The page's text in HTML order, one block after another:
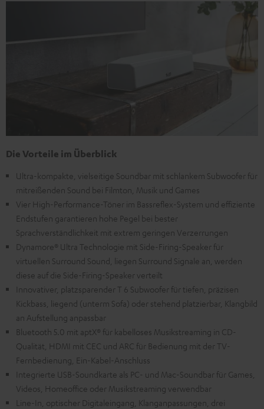
Die Vorteile im Überblick
Ultra-kompakte, vielseitige Soundbar mit schlankem Subwoofer für
mitreißenden Sound bei Filmton, Musik und Games
Vier High-Performance-Töner im Bassreflex-System und effiziente
Endstufen garantieren hohe Pegel bei bester
Sprachverständlichkeit mit extrem geringen Verzerrungen
Dynamore® Ultra Technologie mit Side-Firing-Speaker für
virtuellen Surround Sound, liegen Surround Signale an, werden
diese auf die Side-Firing-Speaker verteilt
Innovativer, platzsparender T 6 Subwoofer für tiefen, präzisen
Kickbass, liegend (unterm Sofa) oder stehend platzierbar, Klangbild
an Aufstellung anpassbar
Bluetooth 5.0 mit aptX® für kabelloses Musikstreaming in CD-
Qualität, HDMI mit CEC und ARC für Bedienung mit der TV-
Fernbedienung, Ein-Kabel-Anschluss
Integrierte USB-Soundkarte als PC- und Mac-Soundbar für Games,
Videos, Homeoffice oder Musikstreaming verwendbar
Line-In, optischer Digitaleingang, Klanganpassungen, drei